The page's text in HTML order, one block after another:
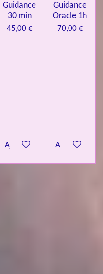
Guidance
30 min
45,00 €
Ajouter au panier
Guidance
Oracle 1h
70,00 €
Ajouter au